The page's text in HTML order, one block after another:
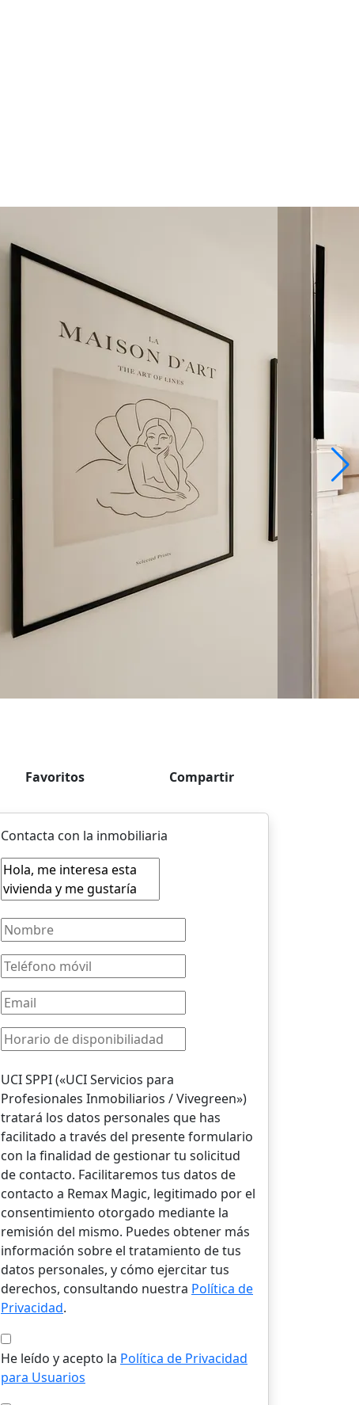
Favoritos Compartir
Contacta con la inmobiliaria
UCI SPPI («UCI Servicios para
Profesionales Inmobiliarios / Vivegreen»)
tratará los datos personales que has
facilitado a través del presente formulario
con la finalidad de gestionar tu solicitud
de contacto. Facilitaremos tus datos de
contacto a Remax Magic, legitimado por el
consentimiento otorgado mediante la
remisión del mismo. Puedes obtener más
información sobre el tratamiento de tus
datos personales, y cómo ejercitar tus
derechos, consultando nuestra Política de
Privacidad.
He leído y acepto la Política de Privacidad
para Usuarios